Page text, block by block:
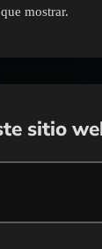
mostrar.
sitio